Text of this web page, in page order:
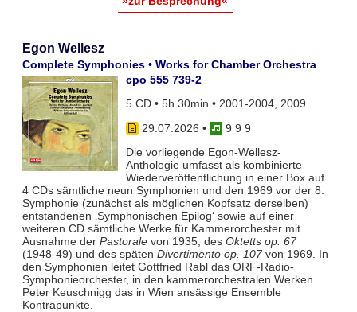
Egon Wellesz
Complete Symphonies • Works for Chamber Orchestra
cpo 555 739-2
5 CD • 5h 30min • 2001-2004, 2009
29.07.2026 •
9 9 9
Die vorliegende Egon-Wellesz-
Anthologie umfasst als kombinierte
Wiederveröffentlichung in einer Box auf
4 CDs sämtliche neun Symphonien und den 1969 vor der 8.
Symphonie (zunächst als möglichen Kopfsatz derselben)
entstandenen ‚Symphonischen Epilog‘ sowie auf einer
weiteren CD sämtliche Werke für Kammerorchester mit
Ausnahme der Pastoralevon 1935, des Oktetts op. 67
(1948-49) und des späten Divertimento op. 107von 1969. In
den Symphonien leitet Gottfried Rabl das ORF-Radio-
Symphonieorchester, in den kammerorchestralen Werken
Peter Keuschnigg das in Wien ansässige Ensemble
Kontrapunkte.